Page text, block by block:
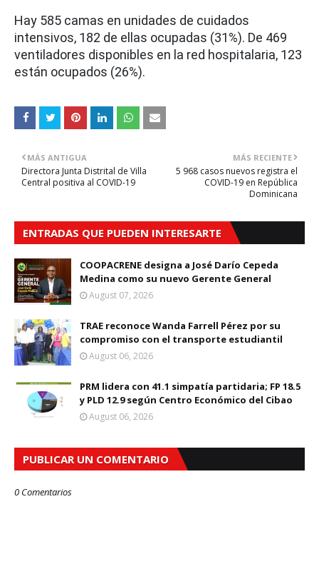
Hay 585 camas en unidades de cuidados
intensivos, 182 de ellas ocupadas (31%). De 469
ventiladores disponibles en la red hospitalaria, 123
están ocupados (26%).
MÁS RECIENTE
5 968 casos nuevos registra el
COVID-19 en República
Dominicana
MÁS ANTIGUA
Directora Junta Distrital de Villa
Central positiva al COVID-19
ENTRADAS QUE PUEDEN INTERESARTE
COOPACRENE designa a José Darío Cepeda
Medina como su nuevo Gerente General
August 07, 2026
TRAE reconoce Wanda Farrell Pérez por su
compromiso con el transporte estudiantil
August 06, 2026
PRM lidera con 41.1 simpatía partidaria; FP 18.5
y PLD 12.9 según Centro Económico del Cibao
August 06, 2026
PUBLICAR UN COMENTARIO
0 Comentarios